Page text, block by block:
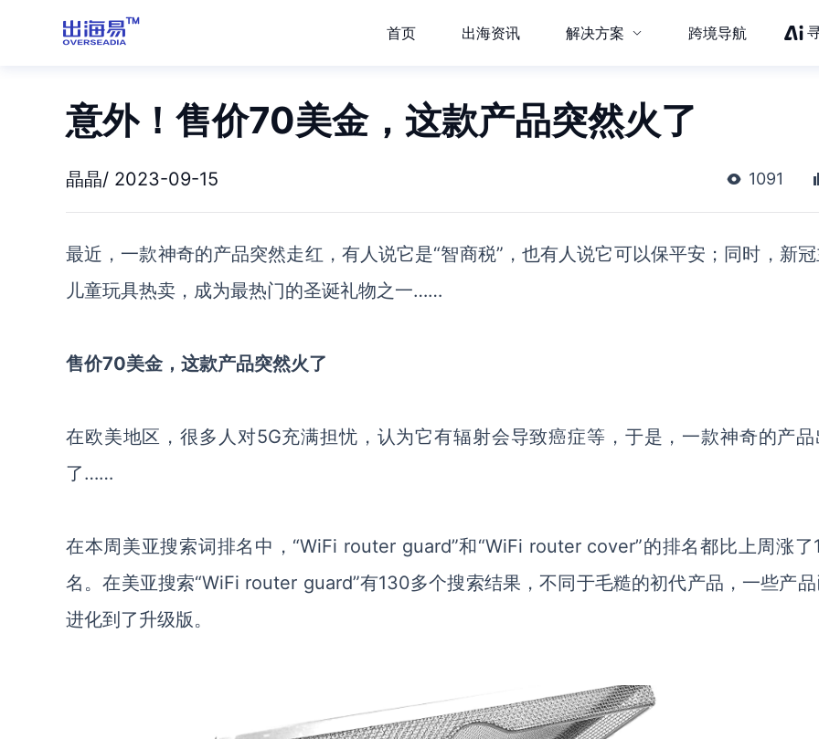
首页 出海资讯 解决方案 跨境导航
意外！售价70美金，这款产品突然火了
晶晶/ 2023-09-15 1091
最近，一款神奇的产品突然走红，有人说它是“智商税”，也有人说它可以保平安；同时，新
儿童玩具热卖，成为最热门的圣诞礼物之一……
售价70美金，这款产品突然火了
在欧美地区，很多人对5G充满担忧，认为它有辐射会导致癌症等，于是，一款神奇的产
了……
在本周美亚搜索词排名中， “WiFi router guard”和“WiFi router cover”的排名都比上周涨了
名。在美亚搜索“WiFi router guard”有130多个搜索结果，不同于毛糙的初代产品，一些产
进化到了升级版。